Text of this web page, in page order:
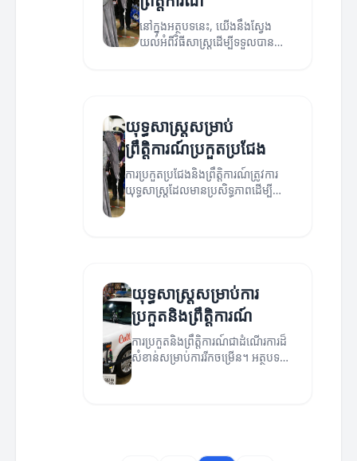
នៅក្នុងអត្ថបទនេះ, យើងនឹងស្វែង
យល់អំពីវិធីសាស្ត្រដើម្បីទទួលបាន
យុទ្ធសាស្ត្រ​សម្រាប់​
ព្រឹត្តិការណ៍​ប្រកួតប្រជែង
ការប្រកួតប្រជែងនិងព្រឹត្តិការណ៍ត្រូវការ
យុទ្ធសាស្ត្រដែលមានប្រសិទ្ធភាពដើម្បី
យុទ្ធសាស្ត្រសម្រាប់ការ
ប្រកួតនិងព្រឹត្តិការណ៍
ការប្រកួតនិងព្រឹត្តិការណ៍ជាដំណើរការដ៏
សំខាន់សម្រាប់ការរីកចម្រើន។ អត្ថបទ
នេះនឹងពន្យល់អំពីយុទ្ធសាស្ត្រអាចកែលម្អ